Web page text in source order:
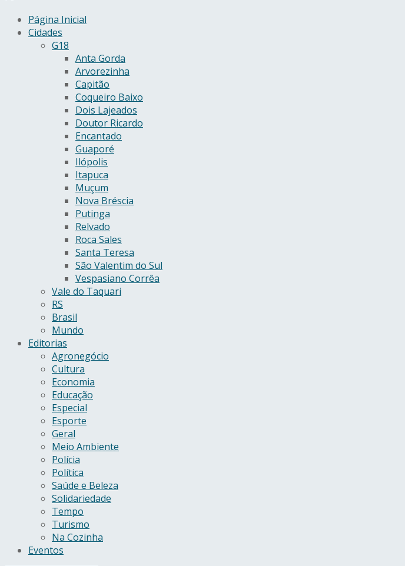
Página Inicial
Cidades
G18
Anta Gorda
Arvorezinha
Capitão
Coqueiro Baixo
Dois Lajeados
Doutor Ricardo
Encantado
Guaporé
Ilópolis
Itapuca
Muçum
Nova Bréscia
Putinga
Relvado
Roca Sales
Santa Teresa
São Valentim do Sul
Vespasiano Corrêa
Vale do Taquari
RS
Brasil
Mundo
Editorias
Agronegócio
Cultura
Economia
Educação
Especial
Esporte
Geral
Meio Ambiente
Polícia
Política
Saúde e Beleza
Solidariedade
Tempo
Turismo
Na Cozinha
Eventos